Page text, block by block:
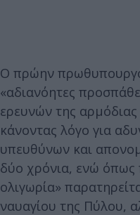
Ο πρώην
«αδιανόητες
ερευνών της αρμόδιας
κάνοντας λόγο για
υπευθύνων και
δύο χρόνια, ενώ όπως
ολιγωρία»
ναυαγίου της Πύλου,